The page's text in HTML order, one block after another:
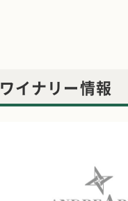
ワイナリー情報